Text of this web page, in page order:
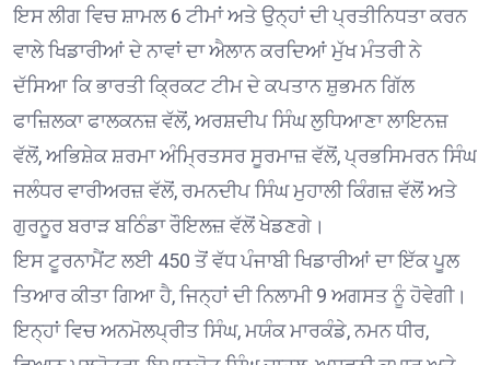
ਇਸ ਲੀਗ ਵਿਚ ਸ਼ਾਮਲ 6 ਟੀਮਾਂ ਅਤੇ ਉਨ੍ਹਾਂ ਦੀ ਪ੍ਰਤੀਨਿਧਤਾ ਕਰਨ
ਵਾਲੇ ਖਿਡਾਰੀਆਂ ਦੇ ਨਾਵਾਂ ਦਾ ਐਲਾਨ ਕਰਦਿਆਂ ਮੁੱਖ ਮੰਤਰੀ ਨੇ
ਦੱਸਿਆ ਕਿ ਭਾਰਤੀ ਕ੍ਰਿਕਟ ਟੀਮ ਦੇ ਕਪਤਾਨ ਸ਼ੁਭਮਨ ਗਿੱਲ
ਫਾਜ਼ਿਲਕਾ ਫਾਲਕਨਜ਼ ਵੱਲੋਂ, ਅਰਸ਼ਦੀਪ ਸਿੰਘ ਲੁਧਿਆਣਾ ਲਾਇਨਜ਼
ਵੱਲੋਂ, ਅਭਿਸ਼ੇਕ ਸ਼ਰਮਾ ਅੰਮ੍ਰਿਤਸਰ ਸੂਰਮਾਜ਼ ਵੱਲੋਂ, ਪ੍ਰਭਸਿਮਰਨ ਸਿੰਘ
ਜਲੰਧਰ ਵਾਰੀਅਰਜ਼ ਵੱਲੋਂ, ਰਮਨਦੀਪ ਸਿੰਘ ਮੁਹਾਲੀ ਕਿੰਗਜ਼ ਵੱਲੋਂ ਅਤੇ
ਗੁਰਨੂਰ ਬਰਾੜ ਬਠਿੰਡਾ ਰੌਇਲਜ਼ ਵੱਲੋਂ ਖੇਡਣਗੇ।
ਇਸ ਟੂਰਨਾਮੈਂਟ ਲਈ 450 ਤੋਂ ਵੱਧ ਪੰਜਾਬੀ ਖਿਡਾਰੀਆਂ ਦਾ ਇੱਕ ਪੂਲ
ਤਿਆਰ ਕੀਤਾ ਗਿਆ ਹੈ, ਜਿਨ੍ਹਾਂ ਦੀ ਨਿਲਾਮੀ 9 ਅਗਸਤ ਨੂੰ ਹੋਵੇਗੀ।
ਇਨ੍ਹਾਂ ਵਿਚ ਅਨਮੋਲਪ੍ਰੀਤ ਸਿੰਘ, ਮਯੰਕ ਮਾਰਕੰਡੇ, ਨਮਨ ਧੀਰ,